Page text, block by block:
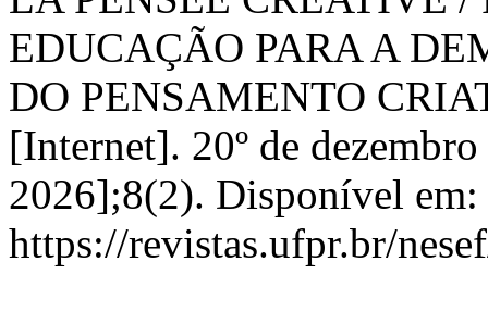
EDUCAÇÃO PARA A
DO PENSAMENTO
[Internet]. 20º de
2026];8(2). Disponível em:
https://revistas.ufpr.br/